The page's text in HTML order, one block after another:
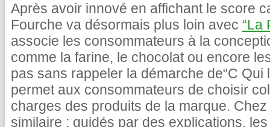
Après avoir innové en affichant le score
Fourche va désormais plus loin avec “La
associe les consommateurs à la
comme la farine, le chocolat ou encore
pas sans rappeler la démarche de“C Qui
permet aux consommateurs de choisir
charges des produits de la marque.
similaire : guidés par des explications,